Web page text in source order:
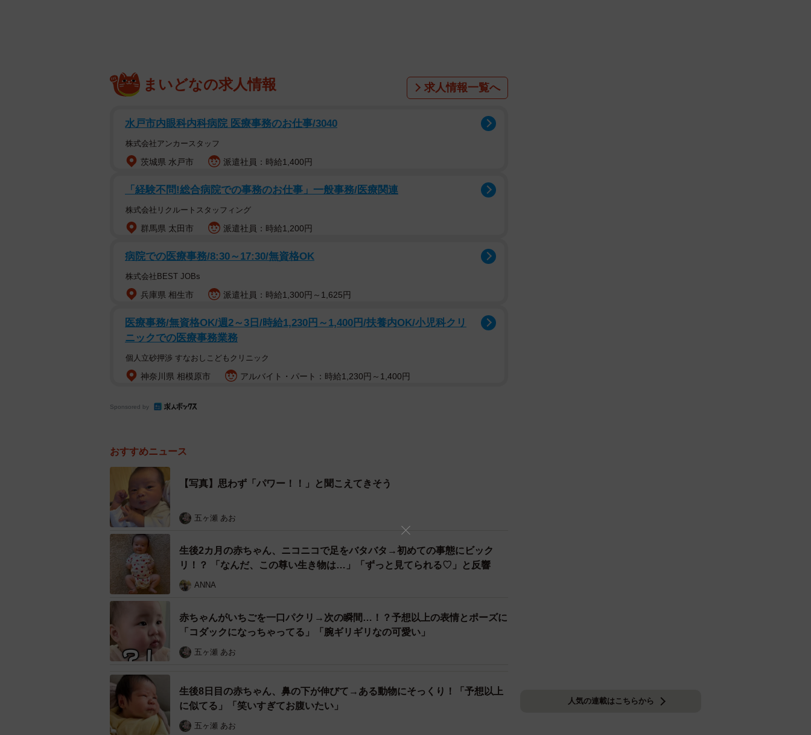
「パワー！！」と今にも聞こえてきそうな、赤ちゃんのかわいらしい『力こぶポーズ』が
TikTokで注目を集めました。ママが思わず爆笑してしまったという赤ちゃんのポーズと表情
に「おい！オレの筋肉！沐浴するかしないか、どっちなんだい！？」「ドヤ顔にも見えてき
動画に出てくるのは、生後1カ月の男の子。ママが抱っこをしながら沐浴の準備をしている
ときに、ふと赤ちゃんを見ると…！？
赤ちゃんは両目をパッチリと開け、瞬きもすることなくママをしっかり見つめています。小
さなお口は新生児特有のおちょぼ口に。そして、右手をぎゅっと握りしめ、まるで力こぶを
作るかのようなポーズで固まっています。左手がちょうど力こぶのところに添えられている
のもポイント。
まいどなの求人情報 求人情報一覧へ
水戸市内眼科内科病院 医療事務のお仕事/3040
株式会社アンカースタッフ
茨城県 水戸市 派遣社員：時給1,400円
「経験不問!総合病院での事務のお仕事」一般事務/医療関連
株式会社リクルートスタッフィング
群馬県 太田市 派遣社員：時給1,200円
病院での医療事務/8:30～17:30/無資格OK
株式会社BEST JOBs
兵庫県 相生市 派遣社員：時給1,300円～1,625円
医療事務/無資格OK/週2～3日/時給1,230円～1,400円/扶養内OK/小児科クリ
ニックでの医療事務業務
個人立砂押渉 すなおしこどもクリニック
神奈川県 相模原市 アルバイト・パート：時給1,230円～1,400円
Sponsored by
おすすめニュース
【写真】思わず「パワー！！」と聞こえてきそう
五ヶ瀬 あお
生後2カ月の赤ちゃん、ニコニコで足をバタバタ→初めての事態にビック
リ！？ 「なんだ、この尊い生き物は…」「ずっと見てられる♡」と反響
ANNA
赤ちゃんがいちごを一口パクリ→次の瞬間…！？予想以上の表情とポーズに
「コダックになっちゃってる」「腕ギリギリなの可愛い」
五ヶ瀬 あお
生後8日目の赤ちゃん、鼻の下が伸びて→ある動物にそっくり！「予想以上
に似てる」「笑いすぎてお腹いたい」
五ヶ瀬 あお
人気の連載はこちらから